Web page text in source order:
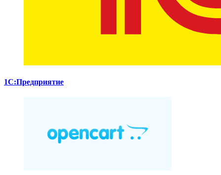
1С:Предприятие